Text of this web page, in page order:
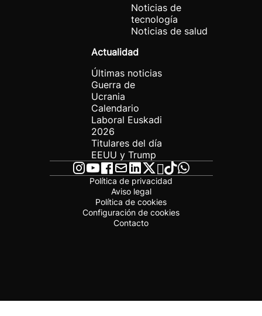
Noticias de
tecnología
Noticias de salud
Actualidad
Últimas noticias
Guerra de
Ucrania
Calendario
Laboral Euskadi
2026
Titulares del día
EEUU y Trump
Política de privacidad
Aviso legal
Política de cookies
Configuración de cookies
Contacto